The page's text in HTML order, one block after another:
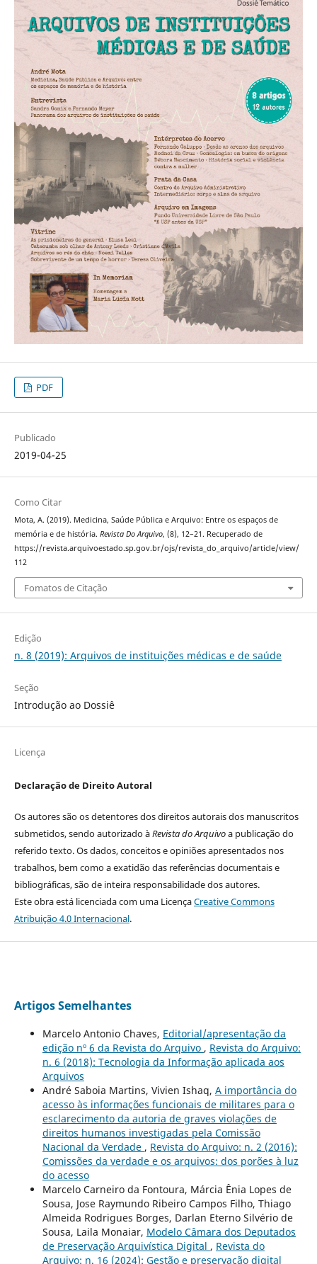
PDF
Publicado
2019-04-25
Como Citar
Mota, A. (2019). Medicina, Saúde Pública e Arquivo: Entre os espaços de
memória e de história. Revista Do Arquivo, (8), 12–21. Recuperado de
https://revista.arquivoestado.sp.gov.br/ojs/revista_do_arquivo/article/view/
112
Fomatos de Citação
Edição
n. 8 (2019): Arquivos de instituições médicas e de saúde
Seção
Introdução ao Dossiê
Licença
Declaração de Direito Autoral
Os autores são os detentores dos direitos autorais dos manuscritos
submetidos, sendo autorizado àRevista do Arquivoa publicação do
referido texto. Os dados, conceitos e opiniões apresentados nos
trabalhos, bem como a exatidão das referências documentais e
bibliográficas, são de inteira responsabilidade dos autores.
Este obra está licenciada com uma LicençaCreative Commons
Atribuição 4.0 Internacional.
Artigos Semelhantes
Marcelo Antonio Chaves, Editorial/apresentação da
edição nº 6 da Revista do Arquivo , Revista do Arquivo:
n. 6 (2018): Tecnologia da Informação aplicada aos
Arquivos
André Saboia Martins, Vivien Ishaq, A importância do
acesso às informações funcionais de militares para o
esclarecimento da autoria de graves violações de
direitos humanos investigadas pela Comissão
Nacional da Verdade , Revista do Arquivo: n. 2 (2016):
Comissões da verdade e os arquivos: dos porões à luz
do acesso
Marcelo Carneiro da Fontoura, Márcia Ênia Lopes de
Sousa, Jose Raymundo Ribeiro Campos Filho, Thiago
Almeida Rodrigues Borges, Darlan Eterno Silvério de
Sousa, Laila Monaiar, Modelo Câmara dos Deputados
de Preservação Arquivística Digital , Revista do
Arquivo: n. 16 (2024): Gestão e preservação digital